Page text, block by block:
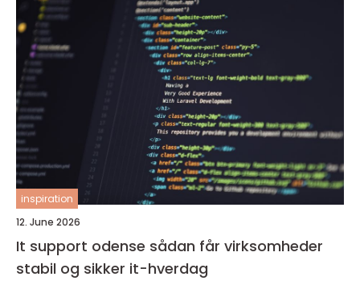
inspiration
12. June 2026
It support odense sådan får virksomheder
stabil og sikker it-hverdag